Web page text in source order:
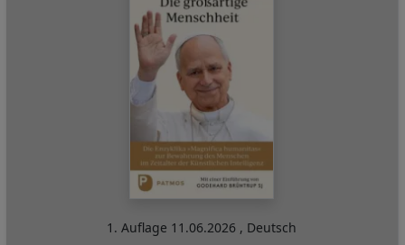
1. Auflage 11.06.2026 , Deutsch